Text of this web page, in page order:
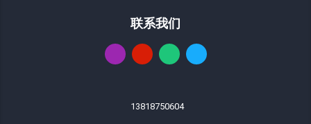
联系我们
13818750604